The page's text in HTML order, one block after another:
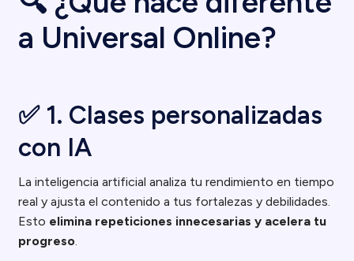
a Universal Online?
✅ 1. Clases personalizadas
con IA
La inteligencia artificial analiza tu rendimiento en tiempo
real y ajusta el contenido a tus fortalezas y debilidades.
Esto elimina repeticiones innecesarias y acelera tu
progreso.